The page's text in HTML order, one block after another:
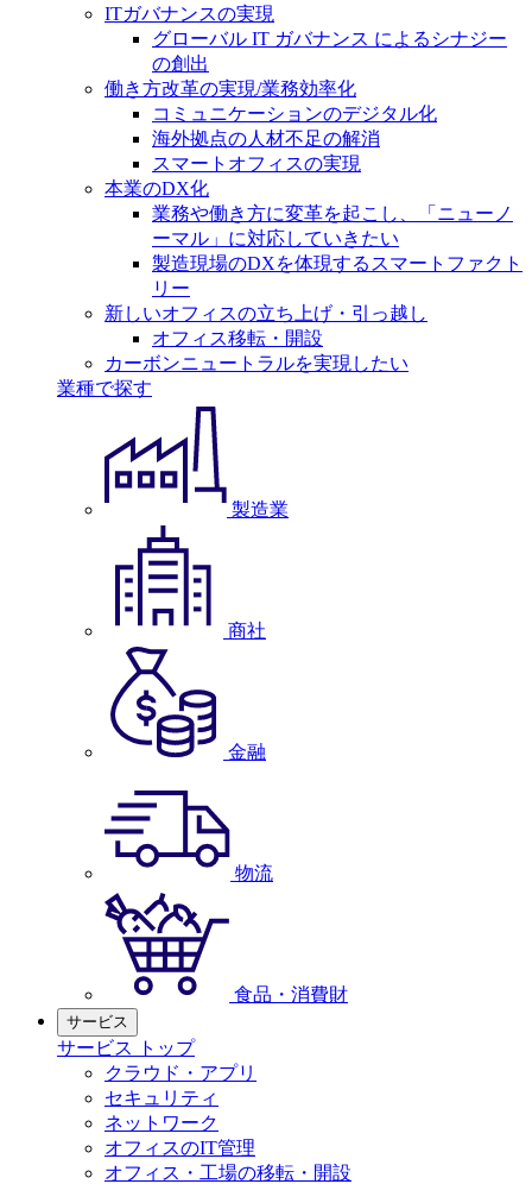
ITガバナンスの実現
グローバル IT ガバナンス によるシナジー
の創出
働き方改革の実現/業務効率化
コミュニケーションのデジタル化
海外拠点の人材不足の解消
スマートオフィスの実現
本業のDX化
業務や働き方に変革を起こし、「ニューノ
ーマル」に対応していきたい
製造現場のDXを体現するスマートファクト
リー
新しいオフィスの立ち上げ・引っ越し
オフィス移転・開設
カーボンニュートラルを実現したい
業種で探す
製造業
商社
金融
物流
食品・消費財
サービス
サービス トップ
クラウド・アプリ
セキュリティ
ネットワーク
オフィスのIT管理
オフィス・工場の移転・開設